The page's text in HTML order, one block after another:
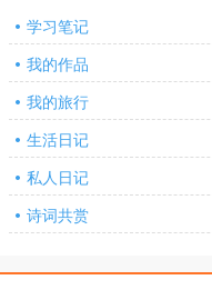
学习笔记
我的作品
我的旅行
生活日记
私人日记
诗词共赏